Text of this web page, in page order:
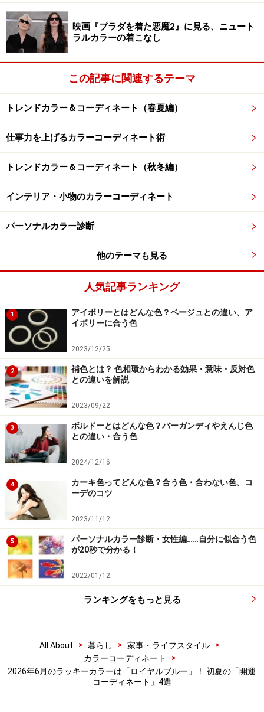
せ、モダンでヘルシーな強さを演出しています。
ブラックとブルーの組み合わせは、知的で洗練されたク
ールトーンのコントラストを生み出し、麻混素材の持つ
ナチュラルな風合いを、ラフに転ばせず大人の品格へと
カジュアルなリラックス素材を使いながらも、コントラ
ストの効いたクールな2トーン（黒×青）にまとめること
で、ラフになりすぎず都会的で凛としたたたずまいに仕
上げています。甘さを極限まで排除した、クールで洗練
ーディネートです。
ロイヤルブルーのスカートを主役に
この写真は、トップスにきらめくラメ混のホワイト、ボ
トムスに鮮やかで深みのあるロイヤルブルーのボンディ
ングボリューム美脚スカートを合わせることで、パッと
目を引くコントラストを生み出しています。この「白×
青」の組み合わせは、視覚的に圧倒的な清涼感とクリー
ンな印象を与え、初夏から夏に向けた洗練された大人の
リゾート・マリンスタイルを構築しています。
シンプルな2色使いですが、カラーに奥行きを持たせて
いるのが素材の質感。トップスのリブニットに編み込ま
れた上品なラメの輝きと、ボトムスのボンディング素材
が持つ程よい光沢感が光をきれいに捉えます。これらが
組み合わさることで、単なるプレーンな白と青になら
ず、洗練された立体感とモダンで美しいシルエットを引
き立てています。
耳元に配されたゴールド系のアクセサリーが、全体のカ
ラーバランスをさらに格上げ。ホワイト×ブルーのクール
な配色に、温かみと構築的な輝きを持つゴールドを1点
投入することで、カジュアルに寄りすぎず、お呼ばれや
ス感をプラスしています。
ロイヤルブルーのワンピースを主役に
映画『プラダを着た悪魔2』に見る、ニュート
ラルカラーの着こなし
この記事に関連するテーマ
トレンドカラー＆コーディネート（春夏編）
仕事力を上げるカラーコーディネート術
トレンドカラー＆コーディネート（秋冬編）
インテリア・小物のカラーコーディネート
パーソナルカラー診断
他のテーマも見る
人気記事ランキング
1
アイボリーとはどんな色？ベージュとの違い、ア
イボリーに合う色
2023/12/25
2
補色とは？ 色相環からわかる効果・意味・反対色
との違いを解説
2023/09/22
3
ボルドーとはどんな色？バーガンディやえんじ色
との違い・合う色
2024/12/16
4
カーキ色ってどんな色？合う色・合わない色、コ
ーデのコツ
2023/11/12
5
パーソナルカラー診断・女性編……自分に似合う色
が20秒で分かる！
2022/01/12
ランキングをもっと見る
All About > 暮らし > 家事・ライフスタイル
>
カラーコーディネート
>
2026年6月のラッキーカラーは「ロイヤルブルー」！ 初夏の「開運
コーディネート」4選